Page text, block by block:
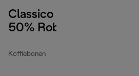
Classico koffiebonen,
50% Robusta, 1kg
Koffiebonen